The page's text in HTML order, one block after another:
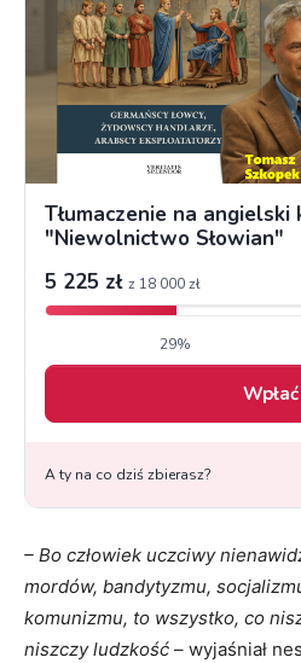
– Bo człowiek uczciwy
mordów, bandytyzmu,
komunizmu, to wszystko, co
niszczy ludzkość – wyjaśniał